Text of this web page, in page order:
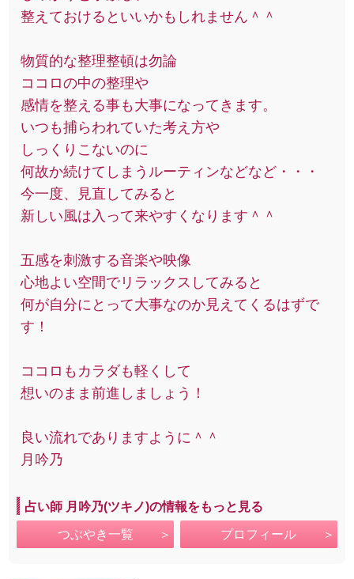
整えておけるといいかもしれません＾＾
物質的な整理整頓は勿論
ココロの中の整理や
感情を整える事も大事になってきます。
いつも捕らわれていた考え方や
しっくりこないのに
何故か続けてしまうルーティンなどなど・・・
今一度、見直してみると
新しい風は入って来やすくなります＾＾
五感を刺激する音楽や映像
心地よい空間でリラックスしてみると
何が自分にとって大事なのか見えてくるはずで
す！
ココロもカラダも軽くして
想いのまま前進しましょう！
良い流れでありますように＾＾
月吟乃
占い師 月吟乃(ツキノ)の情報をもっと見る
つぶやき一覧 プロフィール